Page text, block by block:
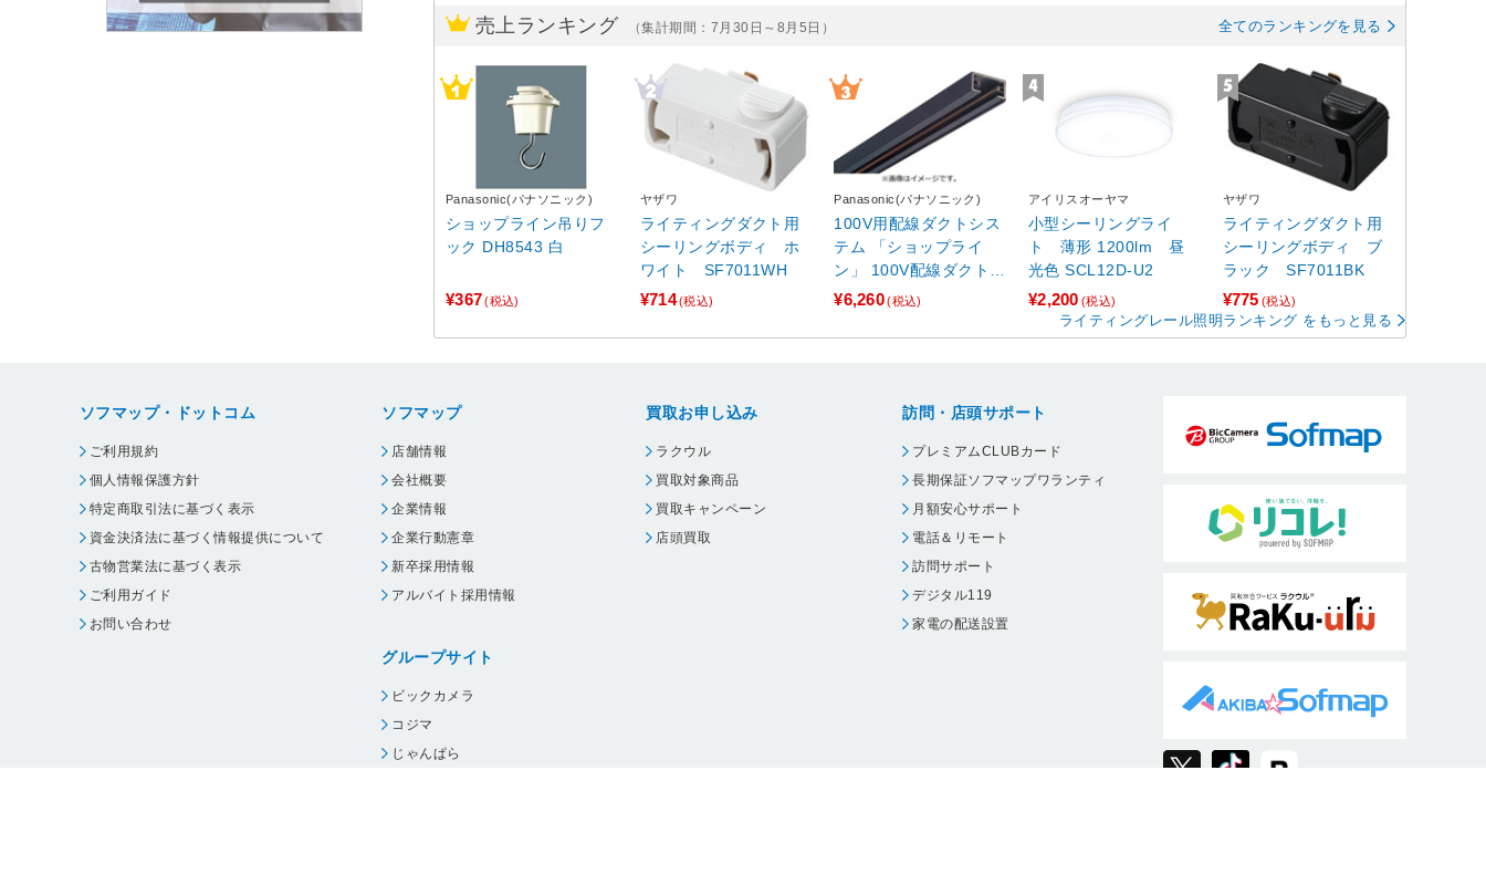
売上ランキング （集計期間：7月30日～8月5日） 全てのランキングを見る
Panasonic(パナソニック)
ショップライン吊りフ
ック DH8543 白
¥367 (税込)
ヤザワ
ライティングダクト用
シーリングボディ ホ
ワイト SF7011WH
¥714(税込)
Panasonic(パナソニック)
100V用配線ダクトシス
テム 「ショップライ
ン」 100V配線ダクト本
体 （2m） DH0222
¥6,260(税込)
アイリスオーヤマ
小型シーリングライ
ト 薄形 1200lm 昼
光色 SCL12D-U2
¥2,200 (税込)
ヤザワ
ライティングダクト用
シーリングボディ ブ
ラック SF7011BK
¥775 (税込)
ライティングレール照明ランキング をもっと見る
ソフマップ・ドットコム
ご利用規約
個人情報保護方針
特定商取引法に基づく表示
資金決済法に基づく情報提供について
古物営業法に基づく表示
ご利用ガイド
お問い合わせ
ソフマップ
店舗情報
会社概要
企業情報
企業行動憲章
新卒採用情報
アルバイト採用情報
グループサイト
ビックカメラ
コジマ
じゃんぱら
買取お申し込み
ラクウル
買取対象商品
買取キャンペーン
店頭買取
訪問・店頭サポート
プレミアムCLUBカード
長期保証ソフマップワランティ
月額安心サポート
電話＆リモート
訪問サポート
デジタル119
家電の配送設置